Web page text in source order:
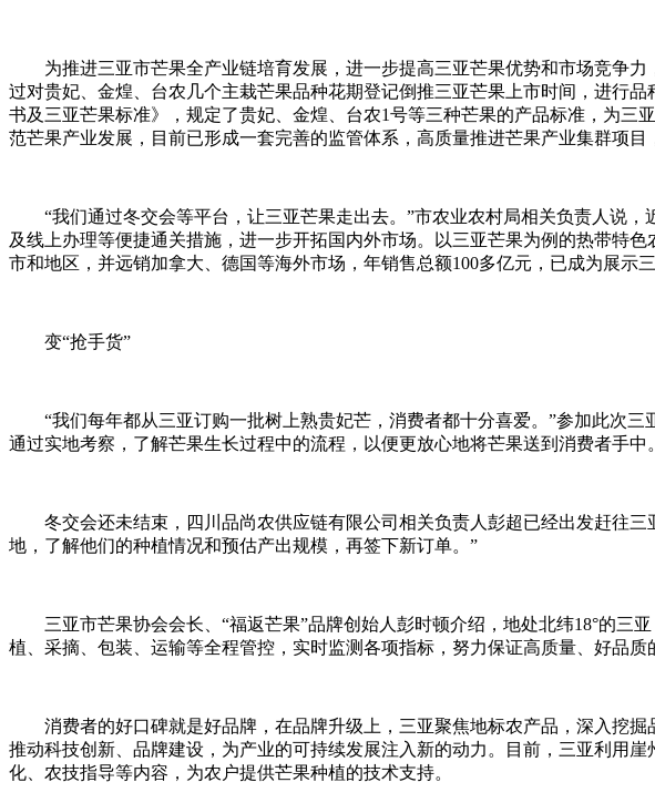
为推进三亚市芒果全产业链培育发展，进一步提高三亚芒果优势和市场竞争
过对贵妃、金煌、台农几个主栽芒果品种花期登记倒推三亚芒果上市时间，进行
书及三亚芒果标准》，规定了贵妃、金煌、台农1号等三种芒果的产品标准，为三
范芒果产业发展，目前已形成一套完善的监管体系，高质量推进芒果产业集群项
“我们通过冬交会等平台，让三亚芒果走出去。”市农业农村局相关负责人说
及线上办理等便捷通关措施，进一步开拓国内外市场。以三亚芒果为例的热带特
市和地区，并远销加拿大、德国等海外市场，年销售总额100多亿元，已成为展示
变“抢手货”
“我们每年都从三亚订购一批树上熟贵妃芒，消费者都十分喜爱。”参加此次
通过实地考察，了解芒果生长过程中的流程，以便更放心地将芒果送到消费者手中
冬交会还未结束，四川品尚农供应链有限公司相关负责人彭超已经出发赶往
地，了解他们的种植情况和预估产出规模，再签下新订单。”
三亚市芒果协会会长、“福返芒果”品牌创始人彭时顿介绍，地处北纬18°的
植、采摘、包装、运输等全程管控，实时监测各项指标，努力保证高质量、好品质
消费者的好口碑就是好品牌，在品牌升级上，三亚聚焦地标农产品，深入挖
推动科技创新、品牌建设，为产业的可持续发展注入新的动力。目前，三亚利用
化、农技指导等内容，为农户提供芒果种植的技术支持。